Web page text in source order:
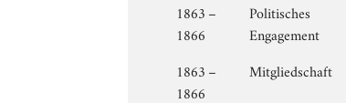
1863 –
1866
Politisches
Engagement
1863 –
1866
Mitgliedschaft